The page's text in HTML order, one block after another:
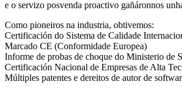
e o servizo posvenda proactivo gañáronnos
Como pioneiros na industria, obtivemos:
Certificación do Sistema de Calidade
Marcado CE (Conformidade Europea)
Informe de probas de choque do Ministerio de
Certificación Nacional de Empresas de Alta
Múltiples patentes e dereitos de autor de